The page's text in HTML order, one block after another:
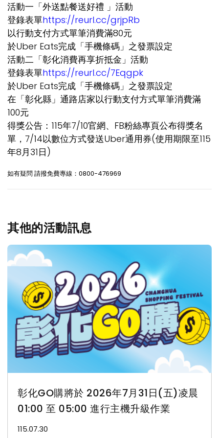
活動一「外送點餐送好禮 」活動
登錄表單https://reurl.cc/grjpRb
以行動支付方式單筆消費滿80元
於Uber Eats完成「手機條碼」之發票設定
活動二「彰化消費再享折抵金」活動
登錄表單https://reurl.cc/7Eqgpk
於Uber Eats完成「手機條碼」之發票設定
在「彰化縣」通路店家以行動支付方式單筆消費滿
100元
得獎公告：115年7/10官網、FB粉絲專頁公布得獎名
單，7/14以數位方式發送Uber通用券(使用期限至115
年8月31日)
如有疑問 請撥免費專線：0800-476969
其他的活動訊息
彰化GO購將於 2026年7月31日(五)凌晨
01:00 至 05:00 進行主機升級作業
115.07.30